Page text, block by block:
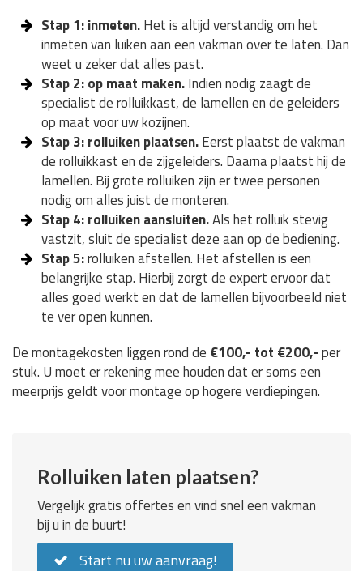
Stap 1: inmeten.Het is altijd verstandig om het
inmeten van luiken aan een vakman over te laten. Dan
weet u zeker dat alles past.
Stap 2: op maat maken.Indien nodig zaagt de
specialist de rolluikkast, de lamellen en de geleiders
op maat voor uw kozijnen.
Stap 3: rolluiken plaatsen.Eerst plaatst de vakman
de rolluikkast en de zijgeleiders. Daarna plaatst hij de
lamellen. Bij grote rolluiken zijn er twee personen
nodig om alles juist de monteren.
Stap 4: rolluiken aansluiten.Als het rolluik stevig
vastzit, sluit de specialist deze aan op de bediening.
Stap 5:rolluiken afstellen. Het afstellen is een
belangrijke stap. Hierbij zorgt de expert ervoor dat
alles goed werkt en dat de lamellen bijvoorbeeld niet
te ver open kunnen.
De montagekosten liggen rond de €100,- tot €200,-per
stuk. U moet er rekening mee houden dat er soms een
meerprijs geldt voor montage op hogere verdiepingen.
Rolluiken laten plaatsen?
Vergelijk gratis offertes en vind snel een vakman
bij u in de buurt!
Start nu uw aanvraag!